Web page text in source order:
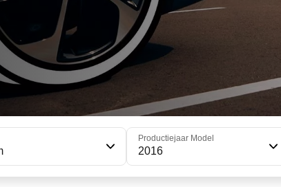
Productiejaar Model
2016